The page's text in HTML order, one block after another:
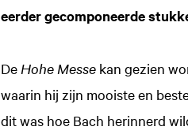
eerder gecomponeerde
De Hohe Messekan gezien
waarin hij zijn mooiste en
dit was hoe Bach herinnerd